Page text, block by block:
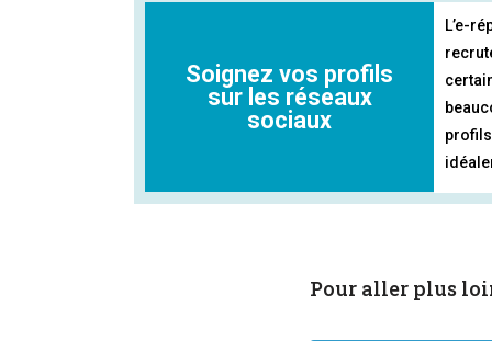
Soignez vos profils
sur les réseaux
sociaux​
L’e-
Pour aller plus